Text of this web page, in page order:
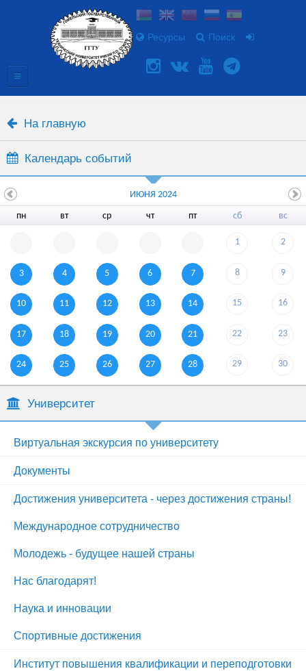
Ресурсы Поиск
На главную
Календарь событий
пн вт ср чт пт сб вс
1 2
3 4 5 6 7 8 9
10 11 12 13 14 15 16
17 18 19 20 21 22 23
24 25 26 27 28 29 30
ИЮНЯ 2024
Университет
Виртуальная экскурсия по университету
Документы
Достижения университета - через достижения страны!
Международное сотрудничество
Молодежь - будущее нашей страны
Нас благодарят!
Наука и инновации
Спортивные достижения
Институт повышения квалификации и переподготовки